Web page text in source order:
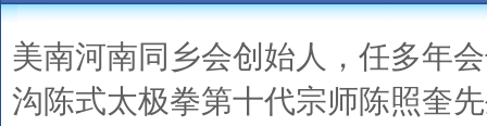
美南河南同乡会创始人，任多年
沟陈式太极拳第十代宗师陈照奎